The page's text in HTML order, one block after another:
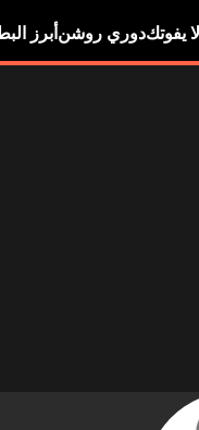
لا يفوتكدوري روشن أبرز